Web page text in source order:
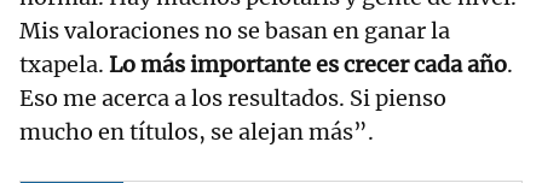
Mis valoraciones no se basan en ganar la
txapela. Lo más importante es crecer cada año.
Eso me acerca a los resultados. Si pienso
mucho en títulos, se alejan más”.